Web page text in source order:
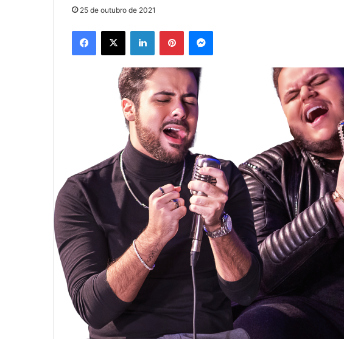
25 de outubro de 2021
Facebook
X LinkedinPinterestMessenger